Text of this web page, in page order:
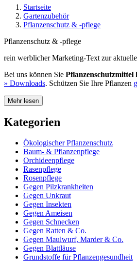
Startseite
Gartenzubehör
Pflanzenschutz & -pflege
Pflanzenschutz & -pflege
rein werblicher Marketing-Text zur
Bei uns können Sie Pflanzenschutzmittel
» Downloads. Schützen Sie Ihre Pflanzen
Mehr lesen
Ökologischer Pflanzenschutz
Orchideenpflege
Rasenpflege
Rosenpflege
Gegen Pilzkrankheiten
Gegen Unkraut
Gegen Insekten
Gegen Ameisen
Kategorien
Ökologischer Pflanzenschutz
Baum- & Pflanzenpflege
Orchideenpflege
Rasenpflege
Rosenpflege
Gegen Pilzkrankheiten
Gegen Unkraut
Gegen Insekten
Gegen Ameisen
Gegen Schnecken
Gegen Ratten & Co.
Gegen Maulwurf, Marder & Co.
Gegen Blattläuse
Grundstoffe für Pflanzengesundheit